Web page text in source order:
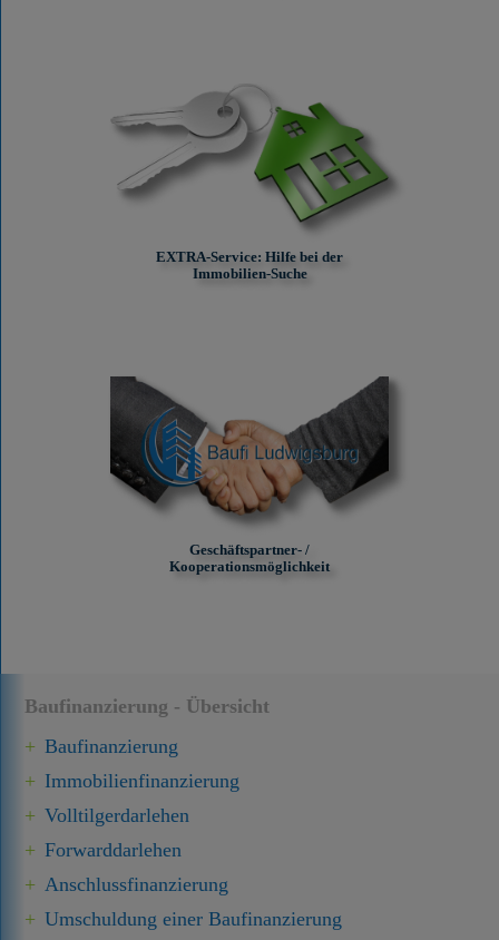
Baufinanzierung - Übersicht
Baufinanzierung
Immobilien­finanzierung
Volltilgerdarlehen
Forward­darlehen
Anschluss­finanzierung
Umschuldung einer Baufinanzierung
EXTRA-Service: Hilfe bei der
Immobilien-Suche
Geschäftspartner- /
Kooperationsmöglichkeit